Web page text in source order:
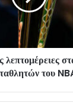
λεπτομέρειες
του